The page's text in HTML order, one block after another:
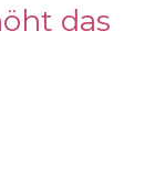
das